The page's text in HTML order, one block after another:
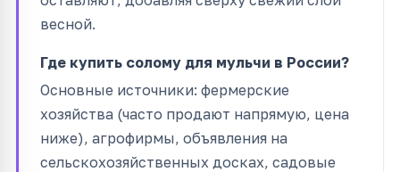
весной.
Где купить солому для мульчи в России?
Основные источники: фермерские
хозяйства (часто продают напрямую, цена
ниже), агрофирмы, объявления на
сельскохозяйственных досках, садовые